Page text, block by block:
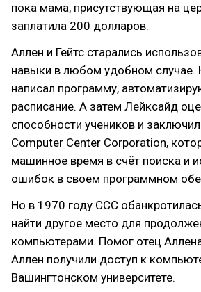
пока мама, присутствующая на
заплатила 200 долларов.
Аллен и Гейтс старались
навыки в любом удобном случае.
написал программу,
расписание. А затем Лейксайд
способности учеников и
Computer Center Corporation,
машинное время в счёт поиска и
ошибок в своём программном
Но в 1970 году ССС
найти другое место для
компьютерами. Помог отец
Аллен получили доступ к
Вашингтонском университете.